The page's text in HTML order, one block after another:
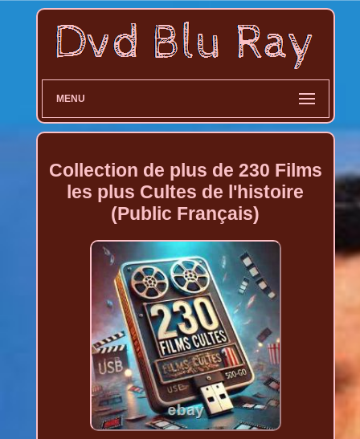
MENU
Collection de plus de 230 Films
les plus Cultes de l'histoire
(Public Français)